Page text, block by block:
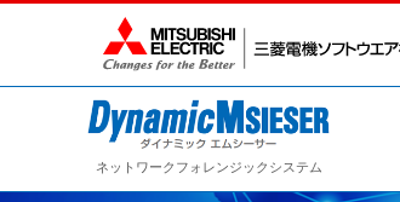
ネットワークフォレンジックシステム